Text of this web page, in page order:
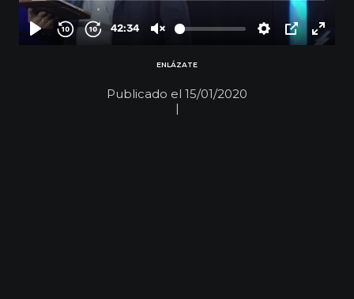
ENLÁZATE
Publicado el 15/01/2020
|